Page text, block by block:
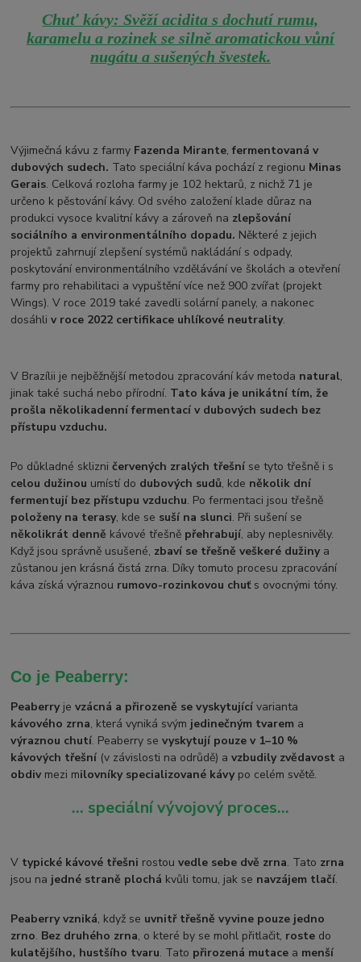
Chuť kávy: Svěží acidita s dochutí rumu,
karamelu a rozinek se silně aromatickou vůní
nugátu a sušených švestek.
Výjimečná kávu z farmy Fazenda Mirante,fermentovaná v
dubových sudech. Tato speciální káva pochází z regionu Minas
Gerais. Celková rozloha farmy je 102 hektarů, z nichž 71 je
určeno k pěstování kávy. Od svého založení klade důraz na
produkci vysoce kvalitní kávy a zároveň na zlepšování
sociálního a environmentálního dopadu. Některé z jejich
projektů zahrnují zlepšení systémů nakládání s odpady,
poskytování environmentálního vzdělávání ve školách a otevření
farmy pro rehabilitaci a vypuštění více než 900 zvířat (projekt
Wings). V roce 2019 také zavedli solární panely, a nakonec
dosáhliv roce 2022 certifikace uhlíkové neutrality.
V Brazílii je nejběžnější metodou zpracování káv metoda natural,
jinak také suchá nebo přírodní. Tato káva je unikátní tím, že
prošla několikadenní fermentací v dubových sudech bez
přístupu vzduchu.
Po důkladné sklizničervených zralých třešní se tyto třešně i s
celou dužinou umístí do dubových sudů, kde několik dní
fermentují bez přístupu vzduchu. Po fermentaci jsou třešně
položeny na terasy, kde se suší na slunci. Při sušení se
několikrát denně kávové třešně přehrabují, aby neplesnivěly.
Když jsou správně usušené, zbaví se třešně veškeré dužinya
zůstanou jen krásná čistá zrna. Díky tomuto procesu zpracování
káva získá výraznou rumovo-rozinkovou chuťs ovocnými tóny.
Co je Peaberry:
Peaberryjevzácná a přirozeně se vyskytující varianta
kávového zrna, která vyniká svým jedinečným tvarem a
výraznou chutí. Peaberry se vyskytují pouze v 1–10 %
kávových třešní (v závislosti na odrůdě) avzbudily zvědavost a
obdivmezi milovníky specializované kávypo celém světě.
… speciální vývojový proces...
V typické kávové třešni rostouvedle sebe dvě zrna. Tato zrna
jsou na jedné straně plochá kvůli tomu, jak se navzájem tlačí.
Peaberry vzniká, když se uvnitř třešně vyvine pouze jedno
zrno. Bez druhého zrna, o které by se mohl přitlačit, roste do
kulatějšího, hustšího tvaru. Tato přirozená mutace a menší